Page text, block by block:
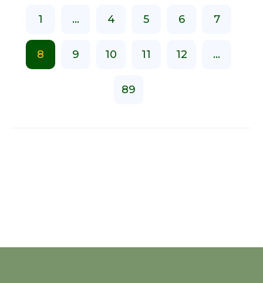
1 ... 4 5 6 7
8 9 10 11 12 ...
89